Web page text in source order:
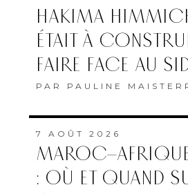
HAKIMA
ÉTAIT À
FAIRE FACE AU
PAR PAULINE
7 AOÛT 2026
: OÙ ET QUAND